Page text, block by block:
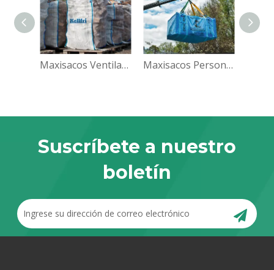
Maxisacos Ventilados Maxisacos Personalizados
Suscríbete a nuestro
boletín